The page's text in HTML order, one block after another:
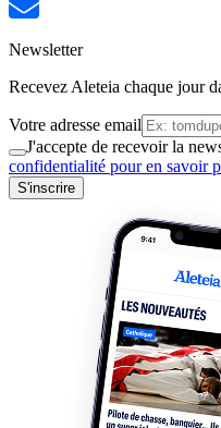
Newsletter
Recevez Aleteia chaque jour
Votre adresse email
J'accepte de recevoir la
confidentialité pour en savoir
S'inscrire